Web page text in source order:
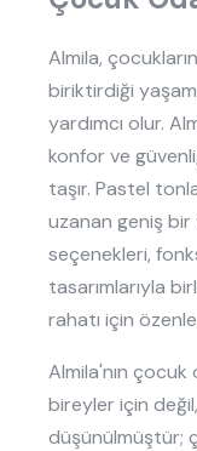
Almila,
biriktirdiği yaşam
yardımcı olur.
konfor ve
taşır. Pastel
uzanan geniş
seçenekleri,
tasarımlarıyla
rahatı için özenle
Almila'nın çocuk
bireyler için
düşünülmüştür;